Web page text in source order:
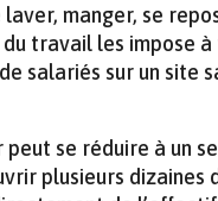
manger, se
travail les impose
salariés sur un site
se réduire à un
plusieurs dizaines